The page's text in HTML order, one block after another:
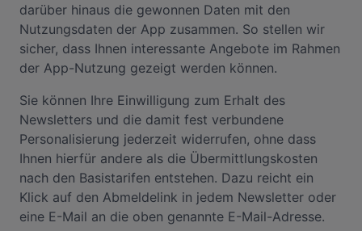
darüber hinaus die gewonnen Daten mit den
Nutzungsdaten der App zusammen. So stellen wir
sicher, dass Ihnen interessante Angebote im Rahmen
der App-Nutzung gezeigt werden können.
Sie können Ihre Einwilligung zum Erhalt des
Newsletters und die damit fest verbundene
Personalisierung jederzeit widerrufen, ohne dass
Ihnen hierfür andere als die Übermittlungskosten
nach den Basistarifen entstehen. Dazu reicht ein
Klick auf den Abmeldelink in jedem Newsletter oder
eine E-Mail an die oben genannte E-Mail-Adresse.